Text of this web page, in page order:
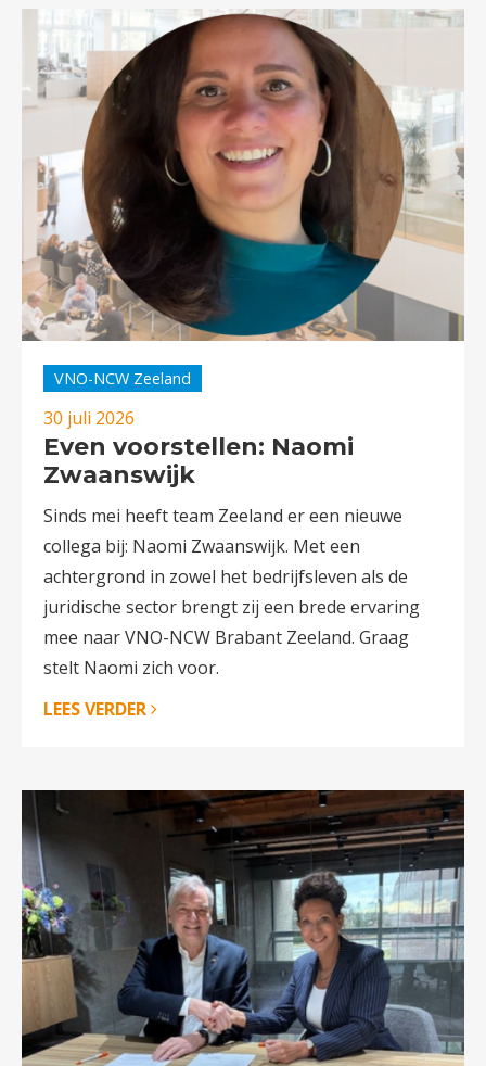
VNO-NCW Zeeland
30 juli 2026
Even voorstellen: Naomi
Zwaanswijk
Sinds mei heeft team Zeeland er een nieuwe
collega bij: Naomi Zwaanswijk. Met een
achtergrond in zowel het bedrijfsleven als de
juridische sector brengt zij een brede ervaring
mee naar VNO-NCW Brabant Zeeland. Graag
stelt Naomi zich voor.
LEES VERDER